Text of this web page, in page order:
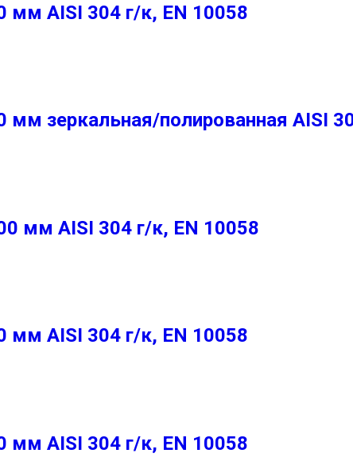
AISI 304 г/к, EN 10058
зеркальная/полированная AISI
мм AISI 304 г/к, EN 10058
AISI 304 г/к, EN 10058
AISI 304 г/к, EN 10058